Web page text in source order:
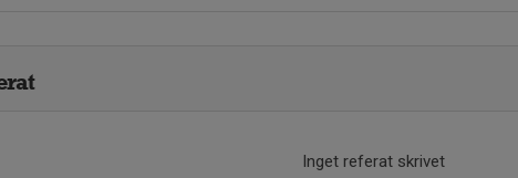
Inget referat skrivet